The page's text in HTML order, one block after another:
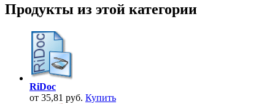
Продукты из этой категории
RiDoc
от 35,81 руб. Купить